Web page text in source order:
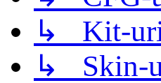
↳ Kit-
↳ Skin-